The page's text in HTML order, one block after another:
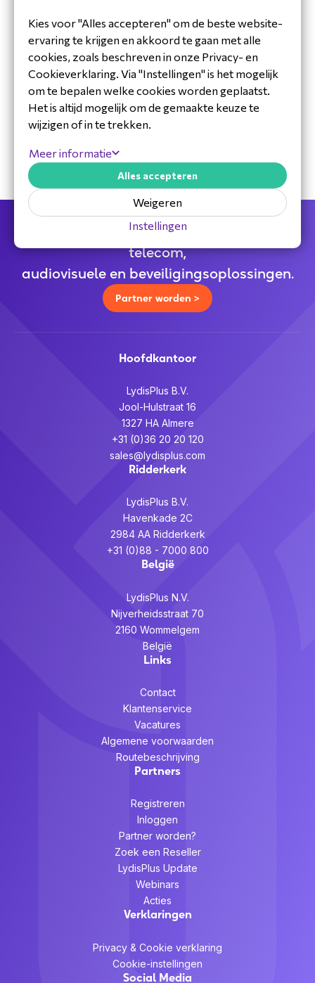
30 jaar ervaring in de branche
Toegewijd Nederlands service- en
ondersteuningsteam
Specialistische distributeur
Jouw full service distributeur voor alle
telecom,
audiovisuele en beveiligingsoplossingen.
Partner worden >
Hoofdkantoor
LydisPlus B.V.
Jool-Hulstraat 16
1327 HA Almere
+31 (0)36 20 20 120
sales@lydisplus.com
Ridderkerk
LydisPlus B.V.
Havenkade 2C
2984 AA Ridderkerk
+31 (0)88 - 7000 800
België
LydisPlus N.V.
Nijverheidsstraat 70
2160 Wommelgem
België
Links
Contact
Klantenservice
Vacatures
Algemene voorwaarden
Routebeschrijving
Partners
Registreren
Inloggen
Partner worden?
Zoek een Reseller
LydisPlus Update
Webinars
Acties
Verklaringen
Privacy & Cookie verklaring
Cookie-instellingen
Social Media
Kies voor "Alles accepteren" om de beste website-
ervaring te krijgen en akkoord te gaan met alle
cookies, zoals beschreven in onze Privacy- en
Cookieverklaring. Via "Instellingen" is het mogelijk
om te bepalen welke cookies worden geplaatst.
Het is altijd mogelijk om de gemaakte keuze te
wijzigen of in te trekken.
Meer informatie
Instellingen
Weigeren
Alles accepteren